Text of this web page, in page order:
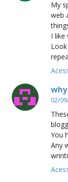
My
web
I like
02/
You
Any